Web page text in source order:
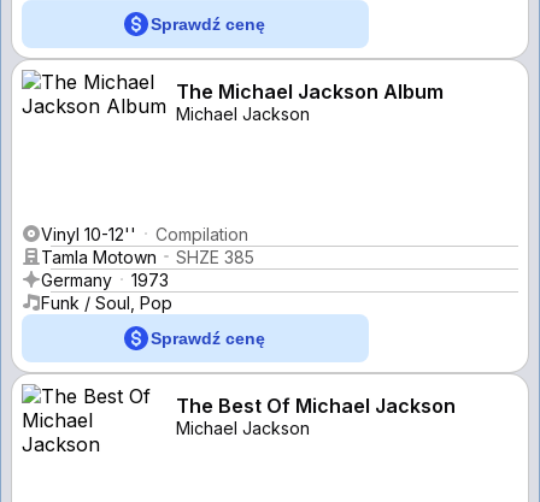
Sprawdź cenę
The Michael Jackson Album
Michael Jackson
Vinyl 10-12''
Compilation
Tamla Motown
SHZE 385
Germany
1973
Funk / Soul, Pop
Sprawdź cenę
The Best Of Michael Jackson
Michael Jackson